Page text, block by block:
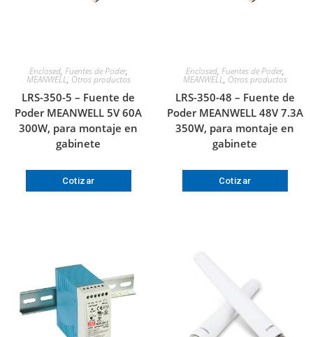
Enclosed, Fuentes de Poder,
MEANWELL, Otros productos
LRS-350-5 – Fuente de
Poder MEANWELL 5V 60A
300W, para montaje en
gabinete
Cotizar
Enclosed, Fuentes de Poder,
MEANWELL, Otros productos
LRS-350-48 – Fuente de
Poder MEANWELL 48V 7.3A
350W, para montaje en
gabinete
Cotizar